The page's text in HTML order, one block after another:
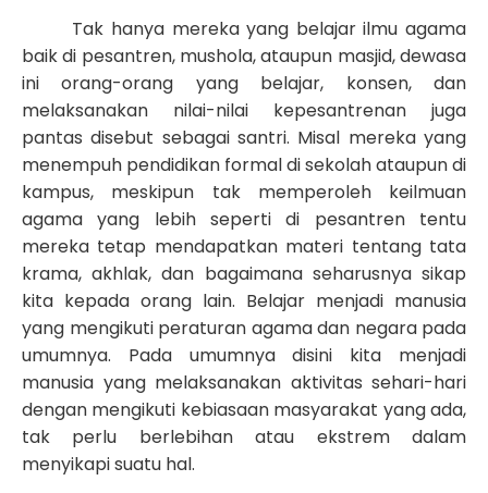
Tak hanya mereka yang belajar ilmu agama
baik di pesantren, mushola, ataupun masjid, dewasa
ini orang-orang yang belajar, konsen, dan
melaksanakan nilai-nilai kepesantrenan juga
pantas disebut sebagai santri. Misal mereka yang
menempuh pendidikan formal di sekolah ataupun di
kampus, meskipun tak memperoleh keilmuan
agama yang lebih seperti di pesantren tentu
mereka tetap mendapatkan materi tentang tata
krama, akhlak, dan bagaimana seharusnya sikap
kita kepada orang lain. Belajar menjadi manusia
yang mengikuti peraturan agama dan negara pada
umumnya. Pada umumnya disini kita menjadi
manusia yang melaksanakan aktivitas sehari-hari
dengan mengikuti kebiasaan masyarakat yang ada,
tak perlu berlebihan atau ekstrem dalam
menyikapi suatu hal.